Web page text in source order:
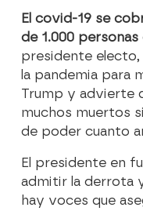
El covid-19 se
de 1.000 personas
presidente
la pandemia para
Trump y advierte
muchos muertos
de poder cuanto
El presidente en
admitir la derrota
hay voces que